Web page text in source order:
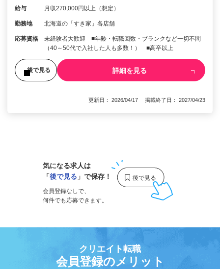
給与 月収270,000円以上（想定）
勤務地 北海道の「すき家」各店舗
応募資格
未経験者大歓迎 ■年齢・転職回数・ブランクなど一切不問
（40～50代で入社した人も多数！） ■高卒以上
後で見る 詳細を見る
更新日： 2026/04/17 掲載終了日： 2027/04/23
気になる求人は
「後で見る 」で保存！
会員登録なしで、
何件でも応募できます。
クリエイト転職
会員登録のメリット